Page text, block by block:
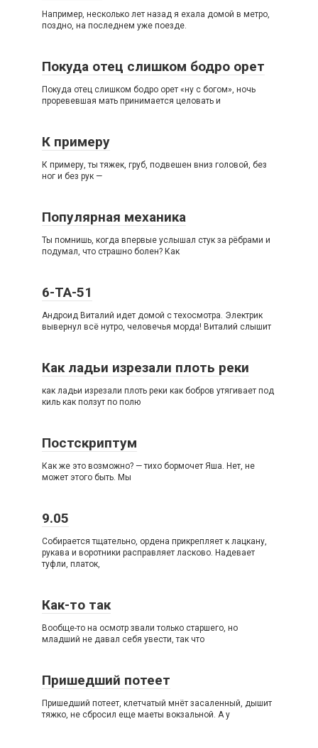
Например, несколько лет назад я ехала домой в метро,
поздно, на последнем уже поезде.
Покуда отец слишком бодро орет
Покуда отец слишком бодро орет «ну с богом», ночь
проревевшая мать принимается целовать и
К примеру
К примеру, ты тяжек, груб, подвешен вниз головой, без
ног и без рук —
Популярная механика
Ты помнишь, когда впервые услышал стук за рёбрами и
подумал, что страшно болен? Как
6-TA-51
Андроид Виталий идет домой с техосмотра. Электрик
вывернул всё нутро, человечья морда! Виталий слышит
Как ладьи изрезали плоть реки
как ладьи изрезали плоть реки как бобров утягивает под
киль как ползут по полю
Постскриптум
Как же это возможно? — тихо бормочет Яша. Нет, не
может этого быть. Мы
9.05
Собирается тщательно, ордена прикрепляет к лацкану,
рукава и воротники расправляет ласково. Надевает
туфли, платок,
Как-то так
Вообще-то на осмотр звали только старшего, но
младший не давал себя увести, так что
Пришедший потеет
Пришедший потеет, клетчатый мнёт засаленный, дышит
тяжко, не сбросил еще маеты вокзальной. А у